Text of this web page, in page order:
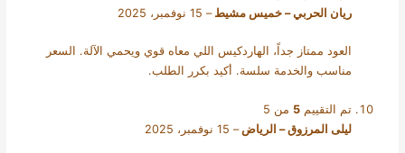
ريان الحربي – خميس مشيط– 15 نوفمبر، 2025
العود ممتاز جداً، الهاردكيس اللي معاه قوي ويحمي الآلة. السعر
مناسب والخدمة سلسة. أكيد بكرر الطلب.
تم التقييم5 من 5
ليلى المرزوق – الرياض– 15 نوفمبر، 2025